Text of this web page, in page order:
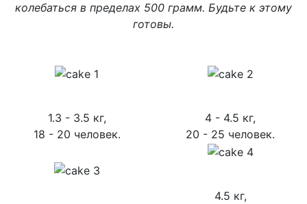
колебаться в пределах 500 грамм. Будьте к этому
готовы.
1.3 - 3.5 кг,
18 - 20 человек.
4 - 4.5 кг,
20 - 25 человек.
4.5 кг,